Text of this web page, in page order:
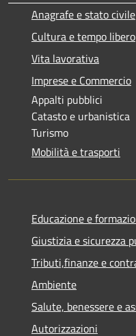
Anagrafe e stato civile
Cultura e tempo libero
Vita lavorativa
Imprese e Commercio
Appalti pubblici
Catasto e urbanistica
Turismo
Mobilità e trasporti
Educazione e
Giustizia e sicurezza
Tributi,finanze e
Ambiente
Salute, benessere e
Autorizzazioni